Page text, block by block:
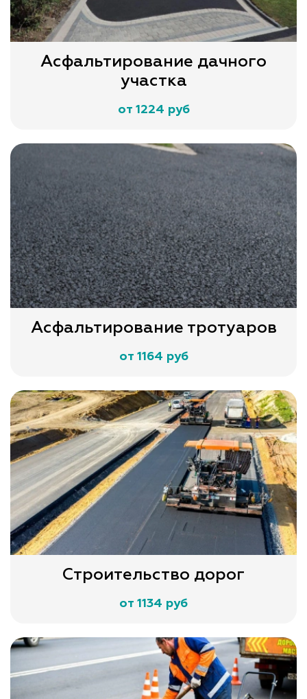
Асфальтирование дачного
участка
от 1224 руб
Асфальтирование тротуаров
от 1164 руб
Строительство дорог
от 1134 руб